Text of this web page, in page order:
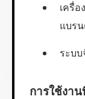
เครื่
แบร
ระบ
การใช้งา